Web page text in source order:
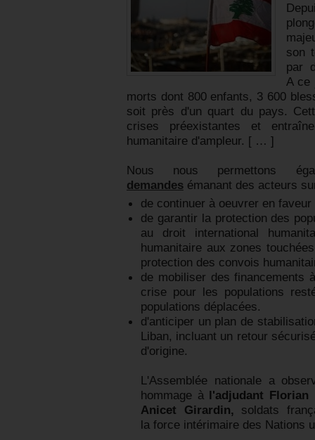
son
par
A ce
morts dont 800 enfants, 3 600
soit près d'un quart du pays.
crises préexistantes et
humanitaire d'ampleur. [ … ]
Nous nous permettons
demandes émanant des acteurs
de continuer à oeuvrer en
de garantir la protection des
au droit international
humanitaire aux zones
protection des convois
de mobiliser des financements
crise pour les populations
populations déplacées.
d'anticiper un plan de
Liban, incluant un retour
d'origine.
L'Assemblée nationale a
hommage àl'adjudant Florian
Anicet Girardin, soldats
la force intérimaire des Nations